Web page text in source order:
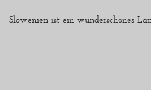
Slowenien ist ein wunderschönes